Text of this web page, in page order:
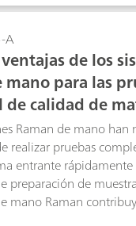
campo con
a los usuarios
de detención, lo
de los
y acelera el proceso de
A
de los
para las
calidad de
en la
Raman de mano han
realizar pruebas
entrante rápidamente
preparación de
mano Raman